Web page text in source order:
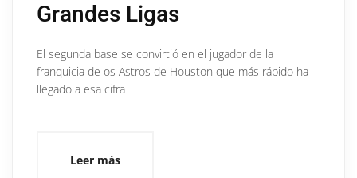
Grandes Ligas
El segunda base se convirtió en el jugador de la
franquicia de os Astros de Houston que más rápido ha
llegado a esa cifra
Leer más